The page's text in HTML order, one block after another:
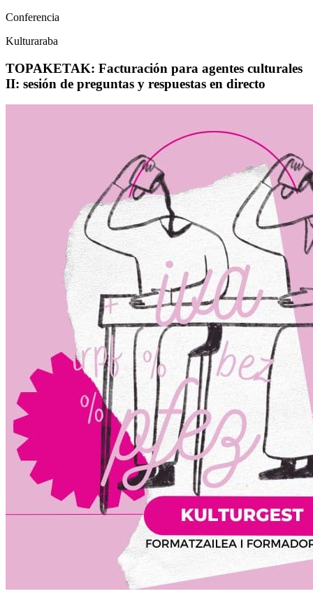
Conferencia
Kulturaraba
TOPAKETAK: Facturación para agentes culturales
II: sesión de preguntas y respuestas en directo